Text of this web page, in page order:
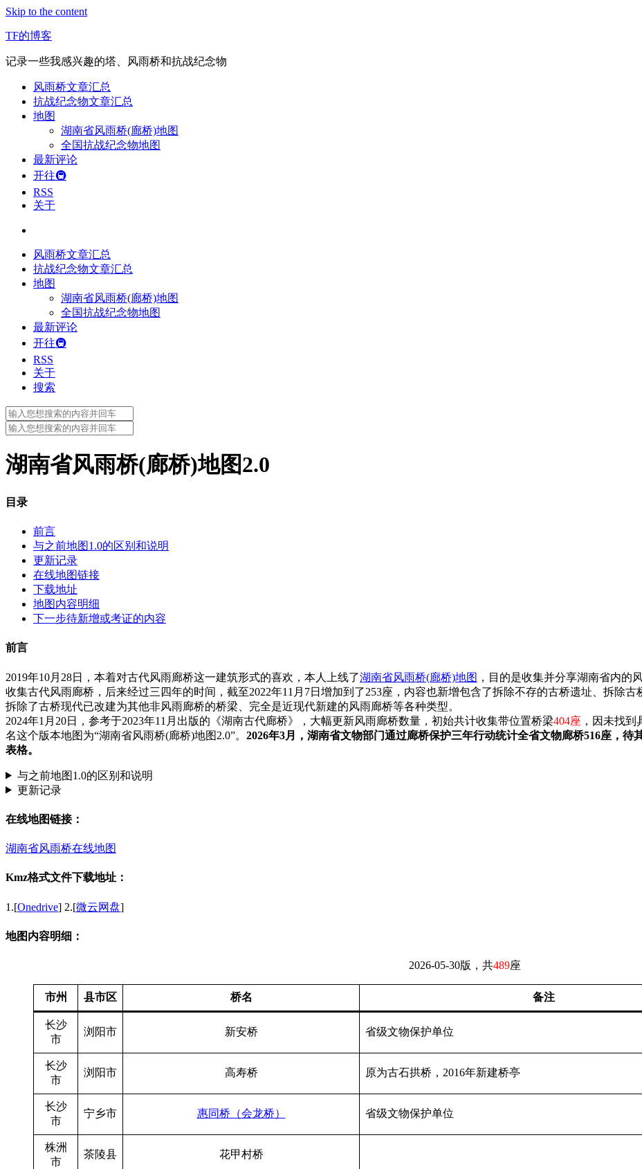
Skip to the content
TF的博客
记录一些我感兴趣的塔、风雨桥和抗战纪念物
风雨桥文章汇总
抗战纪念物文章汇总
地图
湖南省风雨桥(廊桥)地图
全国抗战纪念物地图
最新评论
开往🚇
RSS
关于
风雨桥文章汇总
抗战纪念物文章汇总
地图
湖南省风雨桥(廊桥)地图
全国抗战纪念物地图
最新评论
开往🚇
RSS
关于
搜索
Search
for:
Search
for:
湖南省风雨桥(廊桥)地图2.0
目录
前言
与之前地图1.0的区别和说明
更新记录
在线地图链接
下载地址
地图内容明细
下一步待新增或考证的内容
前言
2019年10月28日，本着对古代风雨廊桥这一建筑形式的喜欢，本人上线了湖南省风雨桥(廊桥)地图 ，目的是收集并分享湖南省内的
收集古代风雨廊桥，后来经过三四年的时间，截至2022年11月7日增加到了253座，内容也新增包含了拆除不存的古桥遗址、拆除
拆除了古桥现代已改建为其他非风雨廊桥的桥梁、完全是近现代新建的风雨廊桥等各种类型。
2024年1月20日，参考于2023年11月出版的《湖南古代廊桥》，大幅更新风雨廊桥数量，初始共计收集带位置桥梁404座 ，因未找
名这个版本地图为“湖南省风雨桥(廊桥)地图2.0”。 2026年3月，湖南省文物部门通过廊桥保护三年行动统计全省文物廊桥516座，
表格。
与之前地图1.0的区别和说明
更新记录
在线地图链接：
湖南省风雨桥在线地图
Kmz格式文件下载地址：
1.[Onedrive] 2.[微云网盘]
地图内容明细：
2026-05-30版，共489座
市州 县市区 桥名 备注
长沙
市
浏阳市 新安桥 省级文物保护单位
长沙
市
浏阳市 高寿桥 原为古石拱桥，2016年新建桥亭
长沙
市
宁乡市 惠同桥（会龙桥） 省级文物保护单位
株洲
市
茶陵县 花甲村桥